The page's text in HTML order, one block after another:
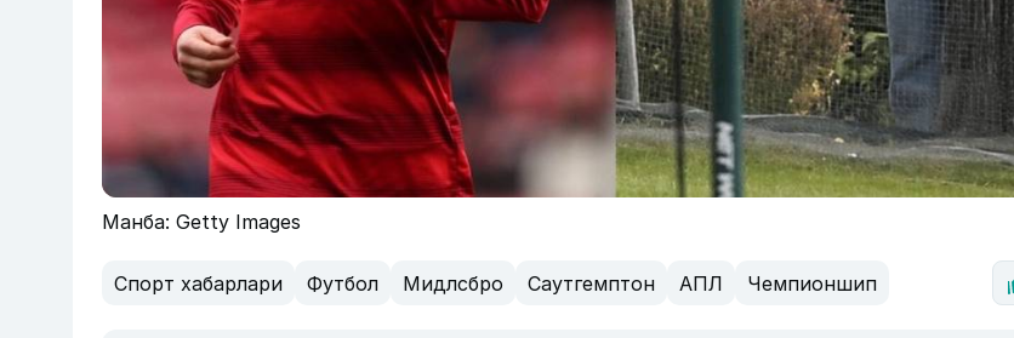
Манба: Getty Images
Спорт хабарлари Футбол Мидлсбро Саутгемптон АПЛ Чемпионшип